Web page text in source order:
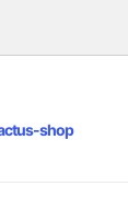
shop